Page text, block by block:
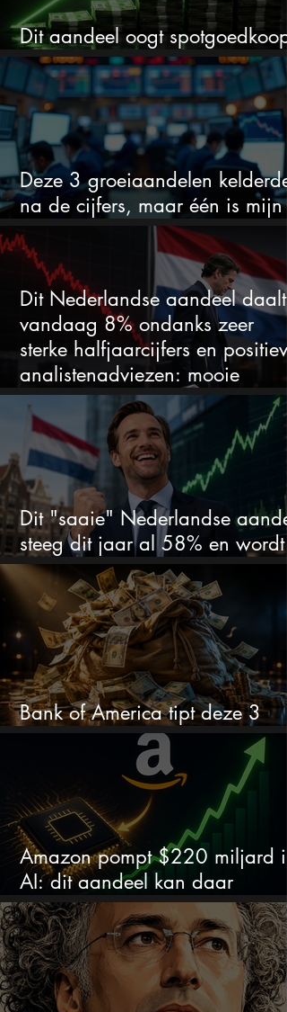
Dit aandeel oogt spotgoedkoop
voor hoeveel het kan stijgen
Deze 3 groeiaandelen
na de cijfers, maar één is mijn
duidelijke favoriet
Dit Nederlandse aandeel daalt
vandaag 8% ondanks zeer
sterke halfjaarcijfers en positieve
analistenadviezen: mooie
koopkans?
Dit "saaie" Nederlandse
steeg dit jaar al 58% en wordt
volgens analisten onderschat
Bank of America tipt deze 3
chipaandelen
Amazon pompt $220 miljard in
AI: dit aandeel kan daar
explosief van profiteren